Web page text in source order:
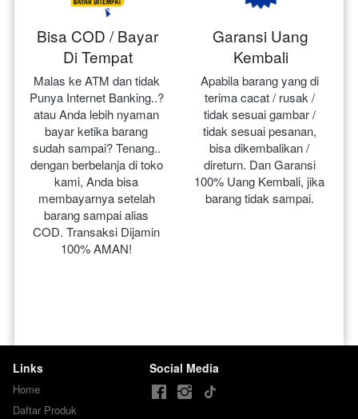
Bisa COD / Bayar
Di Tempat
Malas ke ATM dan tidak
Punya Internet Banking..?
atau Anda lebih nyaman
bayar ketika barang
sudah sampai? Tenang..
dengan berbelanja di toko
kami, Anda bisa
membayarnya setelah
barang sampai alias
COD. Transaksi Dijamin
100% AMAN!
Garansi Uang
Kembali
Apabila barang yang di
terima cacat / rusak /
tidak sesuai gambar /
tidak sesuai pesanan,
bisa dikembalikan /
direturn. Dan Garansi
100% Uang Kembali, jika
barang tidak sampai.
Links
Home
Daftar Produk
Social Media